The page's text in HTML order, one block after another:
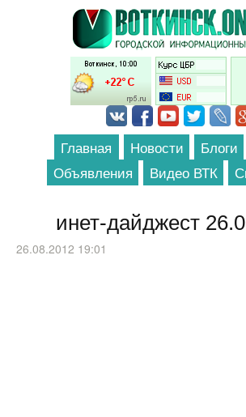
Перейти к основному содержанию
Главная Новости Блоги
Объявления
Видео ВТК
инет-дайджест
26.08.2012 19:01